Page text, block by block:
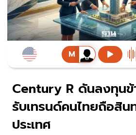
Century R ดันลงทุน
รับเทรนด์คนไทยถือสิ
ประเทศ